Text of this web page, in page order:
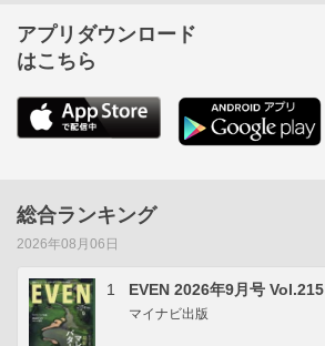
アプリダウンロード
はこちら
総合ランキング
2026年08月06日
1 EVEN 2026年9月号 Vol.215
マイナビ出版